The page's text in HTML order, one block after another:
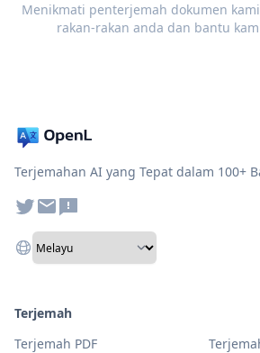
Menikmati penterjemah dokumen
rakan-rakan anda dan bantu
Terjemahan AI yang Tepat dalam 100+
Terjemah
Terjemah PDF